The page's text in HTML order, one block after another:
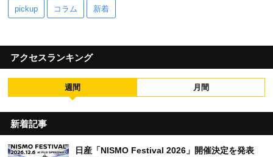
pickup コラム 新着
アクセスランキング
週間 月間
新着記事
日産「NISMO Festival 2026」開催決定を発表